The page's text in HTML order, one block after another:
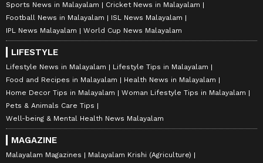
Sports News in Malayalam
Cricket News in Malayalam
Football News in Malayalam
ISL News Malayalam
IPL News Malayalam
World Cup News Malayalam
LIFESTYLE
Lifestyle News in Malayalam
Lifestyle Tips in Malayalam
Food and Recipes in Malayalam
Health News in Malayalam
Home Decor Tips in Malayalam
Woman Lifestyle Tips in Malayalam
Pets & Animals Care Tips
Well-being & Mental Health News Malayalam
MAGAZINE
Malayalam Magazines
Malayalam Krishi (Agriculture)